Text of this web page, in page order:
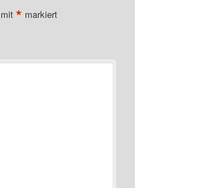
* markiert